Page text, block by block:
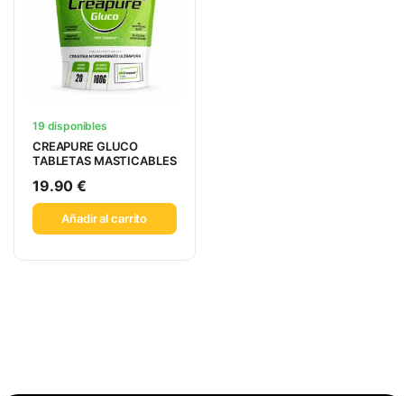
19 disponibles
CREAPURE GLUCO
TABLETAS MASTICABLES
19.90€
Añadir al carrito